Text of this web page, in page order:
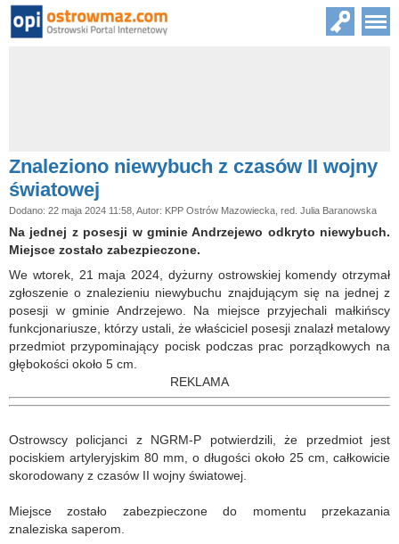
Znaleziono niewybuch z czasów II wojny
światowej
Dodano: 22 maja 2024 11:58, Autor: KPP Ostrów Mazowiecka, red. Julia Baranowska
Na jednej z posesji w gminie Andrzejewo odkryto niewybuch.
Miejsce zostało zabezpieczone.
We wtorek, 21 maja 2024, dyżurny ostrowskiej komendy otrzymał
zgłoszenie o znalezieniu niewybuchu znajdującym się na jednej z
posesji w gminie Andrzejewo. Na miejsce przyjechali małkińscy
funkcjonariusze, którzy ustali, że właściciel posesji znalazł metalowy
przedmiot przypominający pocisk podczas prac porządkowych na
głębokości około 5 cm.
REKLAMA
Ostrowscy policjanci z NGRM-P potwierdzili, że przedmiot jest
pociskiem artyleryjskim 80 mm, o długości około 25 cm, całkowicie
skorodowany z czasów II wojny światowej.
Miejsce zostało zabezpieczone do momentu przekazania
znaleziska saperom.